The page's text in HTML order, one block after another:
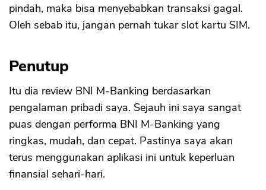
pindah, maka bisa menyebabkan transaksi gagal.
Oleh sebab itu, jangan pernah tukar slot kartu SIM.
Penutup
Itu dia review BNI M-Banking berdasarkan
pengalaman pribadi saya. Sejauh ini saya sangat
puas dengan performa BNI M-Banking yang
ringkas, mudah, dan cepat. Pastinya saya akan
terus menggunakan aplikasi ini untuk keperluan
finansial sehari-hari.